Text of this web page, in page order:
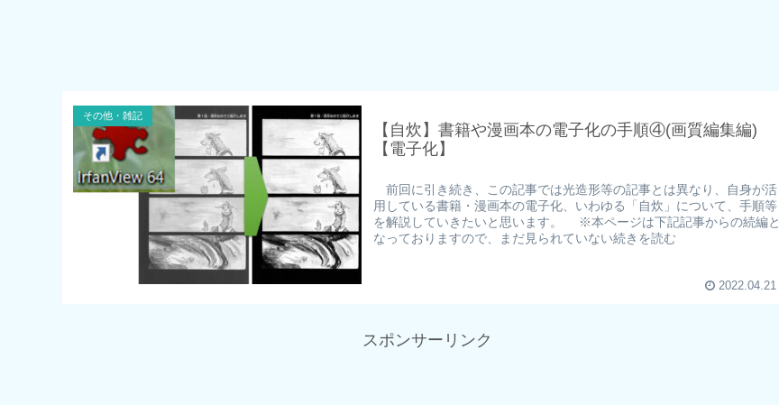
その他・雑記
【自炊】書籍や漫画本の電子化の手順④(画質編集編)
【電子化】
前回に引き続き、この記事では光造形等の記事とは異なり、自身が活
用している書籍・漫画本の電子化、いわゆる「自炊」について、手順等
を解説していきたいと思います。 ※本ページは下記記事からの続編と
なっておりますので、まだ見られていない続きを読む
2022.04.21
スポンサーリンク